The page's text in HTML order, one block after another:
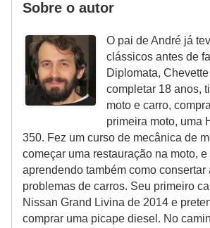
Sobre o autor
O pai de André já
clássicos antes de
Diplomata,
completar 18 anos,
moto e carro,
primeira moto, uma
350. Fez um curso de mecânica de
começar uma restauração na moto, e
aprendendo também como consertar
problemas de carros. Seu primeiro
Nissan Grand Livina de 2014 e
comprar uma picape diesel. No